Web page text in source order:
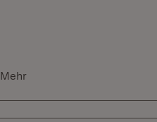
Mehr